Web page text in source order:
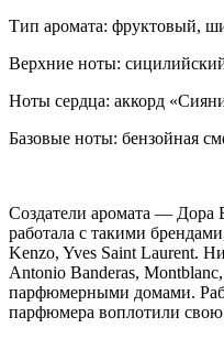
Тип аромата: фруктовый,
Верхние ноты:
Ноты сердца: аккорд
Базовые ноты: бензойная
Создатели аромата — Дора
работала с такими
Kenzo, Yves Saint Laurent.
Antonio Banderas,
парфюмерными домами.
парфюмера воплотили